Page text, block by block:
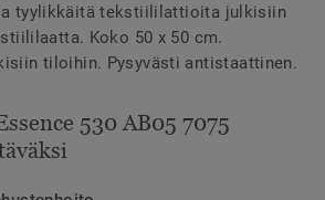
tyylikkäitä tekstiililattioita julkisiin
Koko 50 x 50 cm.
tiloihin. Pysyvästi antistaattinen.
530 AB05 7075